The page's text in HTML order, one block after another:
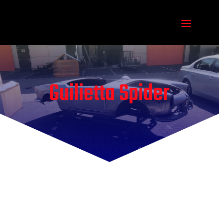
Guilietta Spider